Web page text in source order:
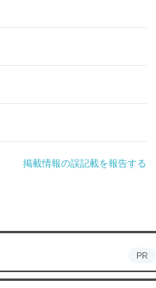
ご相談ください
掲載情報の誤記載を報告する
PR